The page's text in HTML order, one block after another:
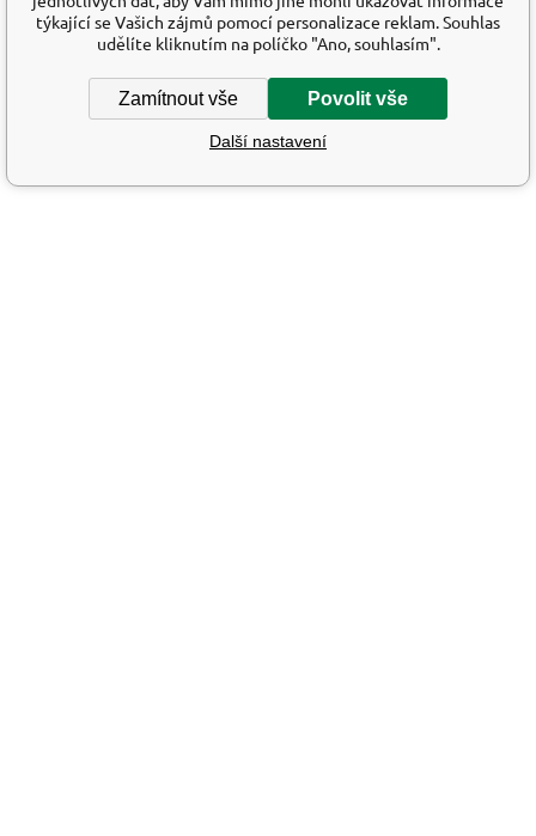
týkající se Vašich zájmů pomocí personalizace reklam. Souhlas
udělíte kliknutím na políčko "Ano, souhlasím".
Zamítnout vše Povolit vše
Další nastavení